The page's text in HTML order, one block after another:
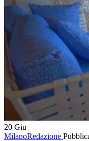
20 Giu
MilanoRedazione